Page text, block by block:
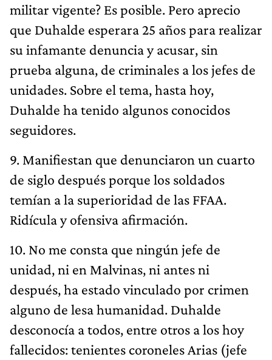
militar vigente? Es posible. Pero aprecio
que Duhalde esperara 25 años para realizar
su infamante denuncia y acusar, sin
prueba alguna, de criminales a los jefes de
unidades. Sobre el tema, hasta hoy,
Duhalde ha tenido algunos conocidos
seguidores.
9. Manifiestan que denunciaron un cuarto
de siglo después porque los soldados
temían a la superioridad de las FFAA.
Ridícula y ofensiva afirmación.
10. No me consta que ningún jefe de
unidad, ni en Malvinas, ni antes ni
después, ha estado vinculado por crimen
alguno de lesa humanidad. Duhalde
desconocía a todos, entre otros a los hoy
fallecidos: tenientes coroneles Arias (jefe